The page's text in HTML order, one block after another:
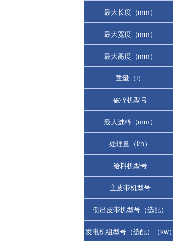
最大长度（mm）
最大宽度（mm）
最大高度（mm）
重量（t）
破碎机型号
最大进料（mm）
处理量（t/h）
给料机型号
主皮带机型号
侧出皮带机型号（选配）
发电机组型号（选配）（kw）